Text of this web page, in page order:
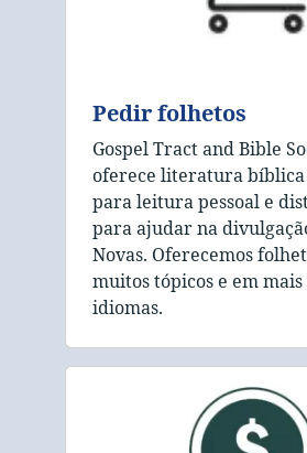
Pedir folhetos
Gospel Tract and Bible
oferece literatura
para leitura pessoal e
para ajudar na
Novas. Oferecemos
muitos tópicos e em mais
idiomas.